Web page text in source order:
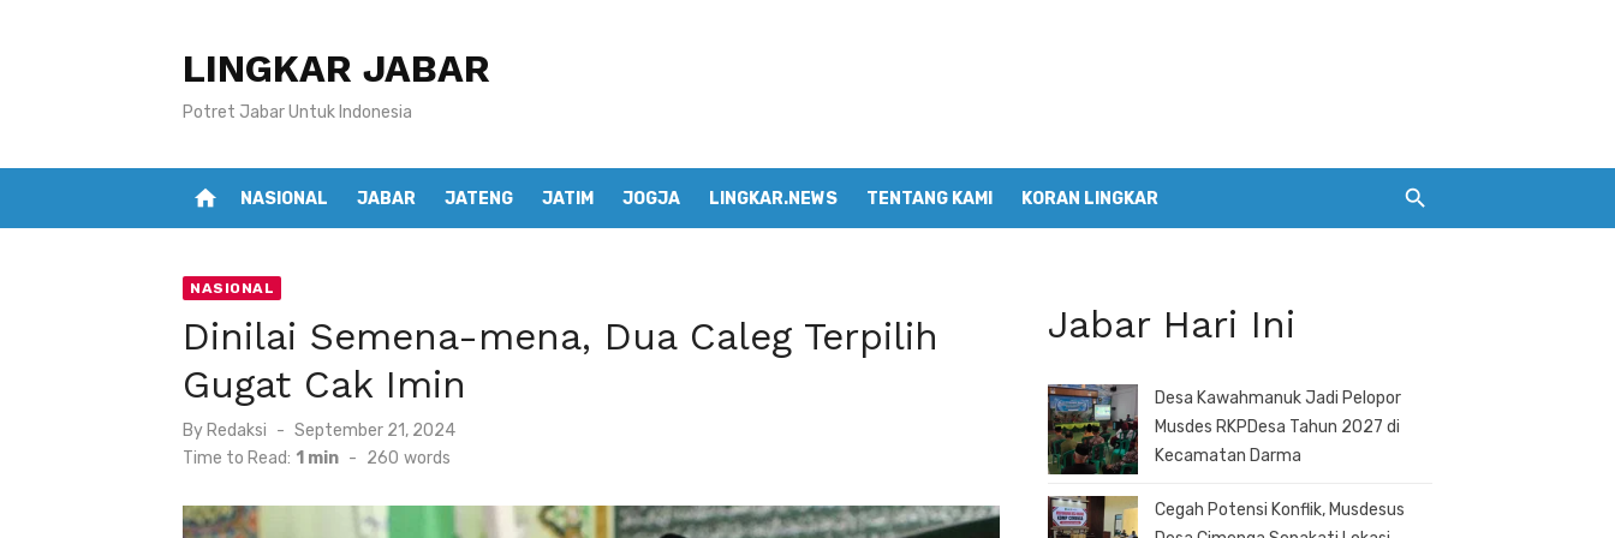
LINGKAR JABAR
Potret Jabar Untuk Indonesia
home NASIONAL JABAR JATENG JATIM JOGJA LINGKAR.NEWS TENTANG KAMI KORAN LINGKAR
NASIONAL
Dinilai Semena-mena, Dua Caleg Terpilih
Gugat Cak Imin
By Redaksi
Posted
on
September 21, 2024
Time to Read: 1 min - 260 words
Jabar Hari Ini
Desa Kawahmanuk Jadi Pelopor
Musdes RKPDesa Tahun 2027 di
Kecamatan Darma
Cegah Potensi Konflik, Musdesus